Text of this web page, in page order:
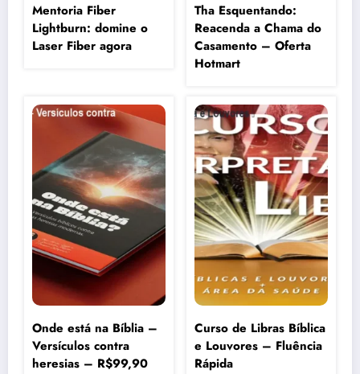
Mentoria Fiber
Lightburn: domine o
Laser Fiber agora
Tha Esquentando:
Reacenda a Chama do
Casamento – Oferta
Hotmart
Onde está na Bíblia –
Versículos contra
heresias – R$99,90
Curso de Libras Bíblica
e Louvores – Fluência
Rápida